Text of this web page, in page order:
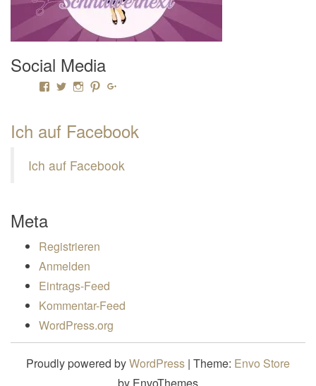
Social Media
Profil von Mamili1910 auf Facebook anzeigen
Profil von Mamili1910 auf Twitter anzeigen
Profil von Mamili1910 auf Instagram anzeigen
Profil von Mamili1910 auf Pinterest anzeigen
Ich auf Facebook
Ich auf Facebook
Meta
Registrieren
Anmelden
Eintrags-Feed
Kommentar-Feed
WordPress.org
Proudly powered byWordPress | Theme: Envo Store